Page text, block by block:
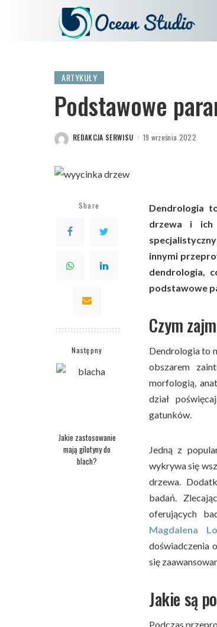
ARTYKUŁY
Podstawowe
POSTED
REDAKCJA SERWISU 19 września 2022
Share
Następny
Jakie zastosowanie
mają gilotyny do
blach?
Dendrologia
drzewa i ich
innymi
dendrologia,
podstawowe
Czym
Dendrologia to
obszarem
morfologią,
dział
gatunków.
Jedną z
wykrywa się
drzewa.
badań.
oferujących
Magdalena
doświadczenia
się
Jakie są
Podczas